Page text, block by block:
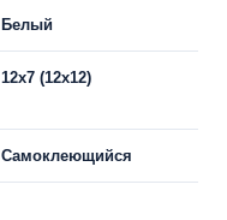
Белый
12х7 (12х12)
Самоклеющийся